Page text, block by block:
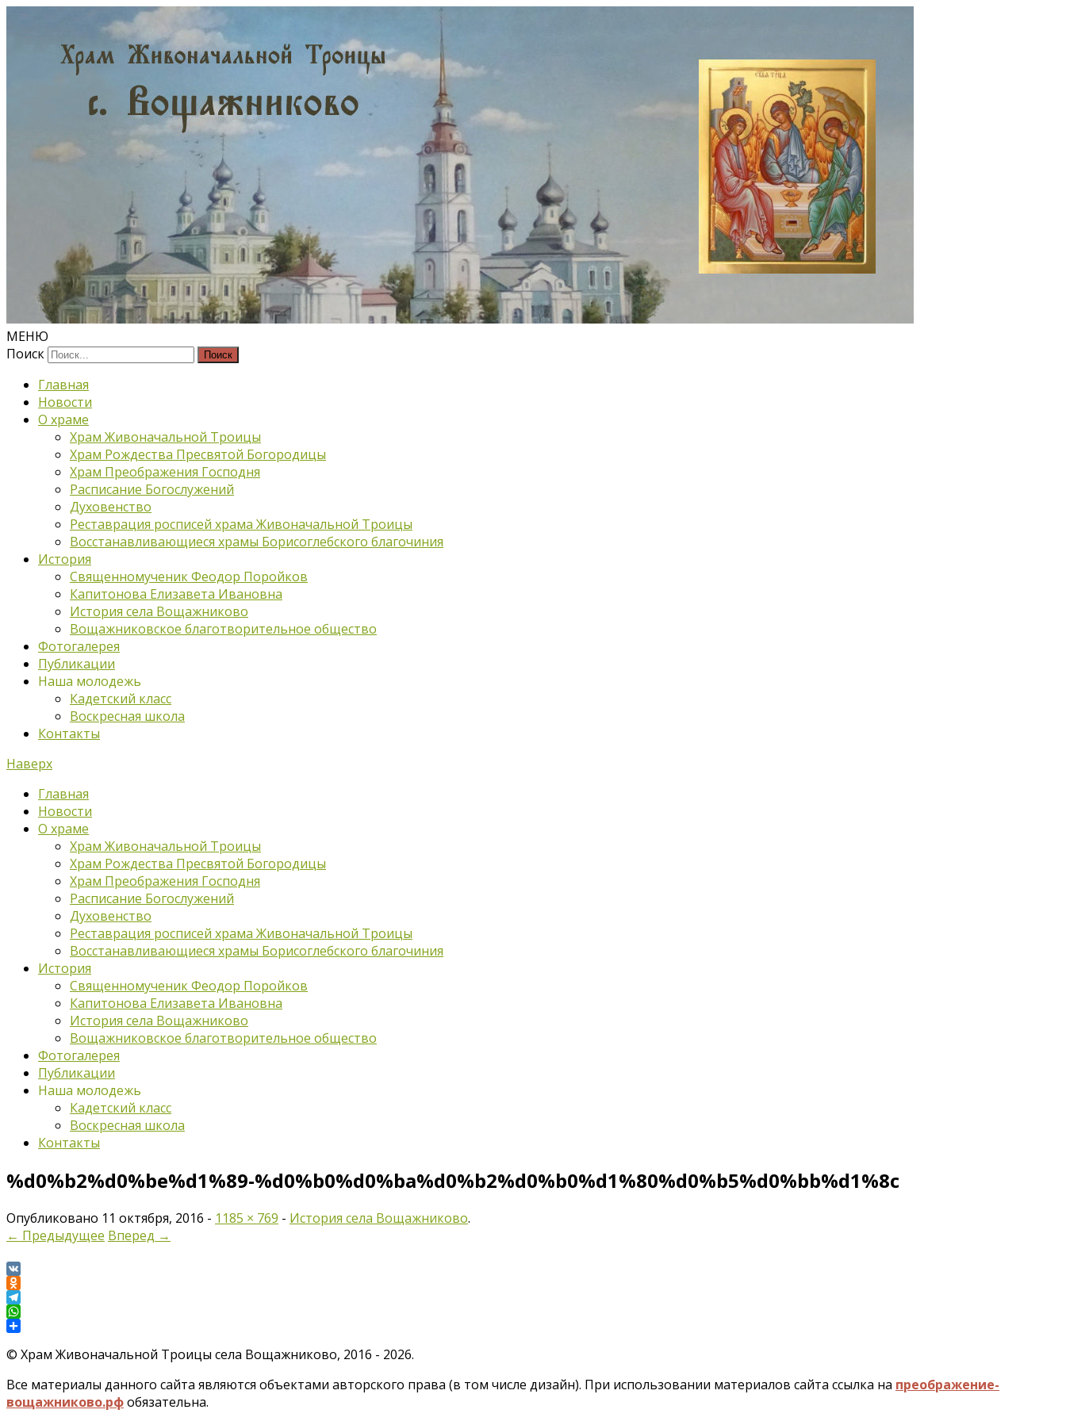
МЕНЮ
Поиск
Главная
Новости
О храме
Храм Живоначальной Троицы
Храм Рождества Пресвятой Богородицы
Храм Преображения Господня
Расписание Богослужений
Духовенство
Реставрация росписей храма Живоначальной Троицы
Восстанавливающиеся храмы Борисоглебского благочиния
История
Священномученик Феодор Поройков
Капитонова Елизавета Ивановна
История села Вощажниково
Вощажниковское благотворительное общество
Фотогалерея
Публикации
Наша молодежь
Кадетский класс
Воскресная школа
Контакты
Наверх
Главная
Новости
О храме
Храм Живоначальной Троицы
Храм Рождества Пресвятой Богородицы
Храм Преображения Господня
Расписание Богослужений
Духовенство
Реставрация росписей храма Живоначальной Троицы
Восстанавливающиеся храмы Борисоглебского благочиния
История
Священномученик Феодор Поройков
Капитонова Елизавета Ивановна
История села Вощажниково
Вощажниковское благотворительное общество
Фотогалерея
Публикации
Наша молодежь
Кадетский класс
Воскресная школа
Контакты
%d0%b2%d0%be%d1%89-%d0%b0%d0%ba%d0%b2%d0%b0%d1%80%d0%b5%d0%bb%d1%8c
Опубликовано 11 октября, 2016 - 1185 × 769 - История села Вощажниково.
← Предыдущее Вперед →
VK
Odnoklassniki
Telegram
WhatsApp
© Храм Живоначальной Троицы села Вощажниково, 2016 - 2026.
Все материалы данного сайта являются объектами авторского права (в том числе дизайн). При использовании материалов сайта ссылка на преображение-
вощажниково.рфобязательна.